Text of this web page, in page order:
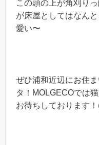
この頭の上が角刈り
が床屋としてはなん
愛い〜
ぜひ浦和近辺にお住
タ！MOLGECOでは
お待ちしております